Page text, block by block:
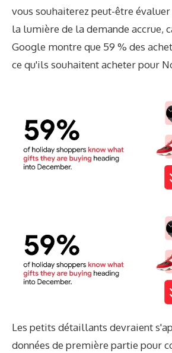
vous souhaiterez peut-être
la lumière de la demande accrue,
Google montre que 59 % des
ce qu'ils souhaitent acheter pour
Les petits détaillants devraient
données de première partie pour